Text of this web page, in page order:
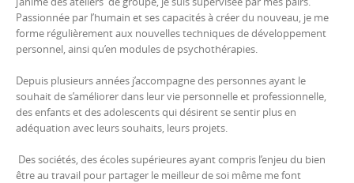
Passionnée par l’humain et ses capacités à créer du nouveau, je me
forme régulièrement aux nouvelles techniques de développement
personnel, ainsi qu’en modules de psychothérapies.
Depuis plusieurs années j’accompagne des personnes ayant le
souhait de s’améliorer dans leur vie personnelle et professionnelle,
des enfants et des adolescents qui désirent se sentir plus en
adéquation avec leurs souhaits, leurs projets.
Des sociétés, des écoles supérieures ayant compris l’enjeu du bien
être au travail pour partager le meilleur de soi même me font